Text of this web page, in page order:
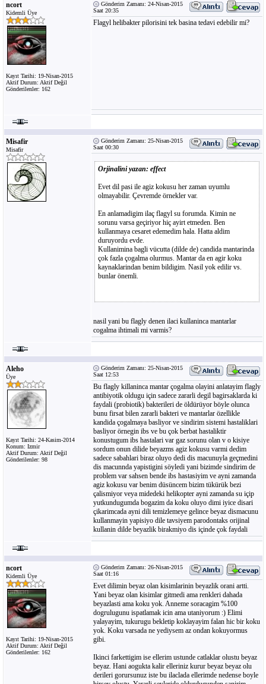
ncort
Kidemli Üye
Kayıt Tarihi: 19-Nisan-2015
Aktif Durum: Aktif Değil
Gönderilenler: 162
Gönderim Zamanı: 24-Nisan-2015
Saat 20:35
Flagyl helibakter pilorisini tek basina tedavi edebilir mi?
Misafir
Misafir
Gönderim Zamanı: 25-Nisan-2015
Saat 00:30
Orjinalini yazan: effect
Evet dil pasi ile agiz kokusu her zaman uyumlu
olmayabilir. Çevremde örnekler var.
En anlamadigim ilaç flagyl su forumda. Kimin ne
sorunu varsa geçiriyor hiç ayirt etmeden. Ben
kullanmaya cesaret edemedim hala. Hatta aldim
duruyordu evde.
Kullanimina bagli vücutta (dilde de) candida mantarinda
çok fazla çogalma olurmus. Mantar da en agir koku
kaynaklarindan benim bildigim. Nasil yok edilir vs.
bunlar önemli.
nasil yani bu flagly denen ilaci kullaninca mantarlar
cogalma ihtimali mi varmis?
Aleho
Üye
Kayıt Tarihi: 24-Kasim-2014
Konum: Izmir
Aktif Durum: Aktif Değil
Gönderilenler: 98
Gönderim Zamanı: 25-Nisan-2015
Saat 12:53
Bu flagly killaninca mantar çogalma olayini anlatayim flagly
antibiyotik oldugu için sadece zararli degil bagirsaklarda ki
faydali (probiotik) bakterileri de öldürüyor böyle olunca
bunu firsat bilen zararli bakteri ve mantarlar özellikle
kandida çogalmaya basliyor ve sindirim sistemi hastaliklari
basliyor örnegin ibs ve bu çok berbat hastaliktir
konustugum ibs hastalari var gaz sorunu olan v o kisiye
sordum onun dilide beyazms agiz kokusu varmi dedim
sadece sabahlari biraz oluyo dedi dis macunuyla geçmedini
dis macunnda yapistigini söyledi yani bizimde sindirim de
problem var sahsen bende ibs hastasiyim ve ayni zamanda
agiz kokusu var benim düsüncem bizim tükürük bezi
çalismiyor veya midedeki helikopter ayni zamanda su içip
yutkundugumda bogazim da koku oluyo dimi iyice disari
çikarimcada ayni dili temizlemeye gelince beyaz dismacunu
kullanmayin yapisiyo dile tavsiyem parodontaks orijinal
kullanin dilde beyazlik birakmiyo dis içinde çok faydali
ncort
Kidemli Üye
Kayıt Tarihi: 19-Nisan-2015
Aktif Durum: Aktif Değil
Gönderilenler: 162
Gönderim Zamanı: 26-Nisan-2015
Saat 01:16
Evet dilimin beyaz olan kisimlarinin beyazlik orani artti.
Yani beyaz olan kisimlar gitmedi ama renkleri dahada
beyazlasti ama koku yok. Anneme soracagim %100
dogrulugunu ispatlamak icin ama utaniyorum :) Elimi
yalayayim, tukurugu bekletip koklayayim falan hic bir koku
yok. Koku varsada ne yediysem az ondan kokuyormus
gibi.
Ikinci farkettigim ise ellerim ustunde catlaklar olustu beyaz
beyaz. Hani aogukta kalir elleriniz kurur beyaz beyaz olu
derileri gorursunuz iste bu ilaclada ellerimde nedense boyle